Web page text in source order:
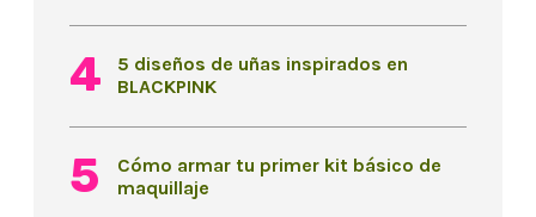
5 diseños de uñas inspirados en
BLACKPINK
Cómo armar tu primer kit básico de
maquillaje